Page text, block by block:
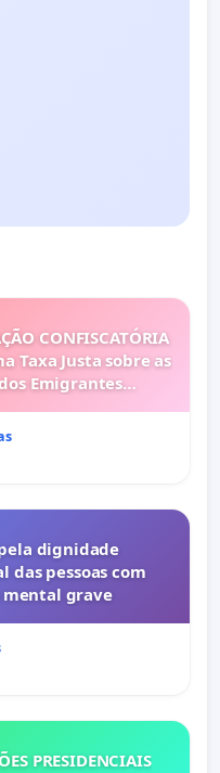
CONFISCATÓRIA
Taxa Justa sobre as
Emigrantes
dignidade
das pessoas com
mental grave
PRESIDENCIAIS